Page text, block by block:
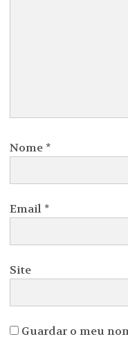
Nome *
Email *
Site
Guardar o meu